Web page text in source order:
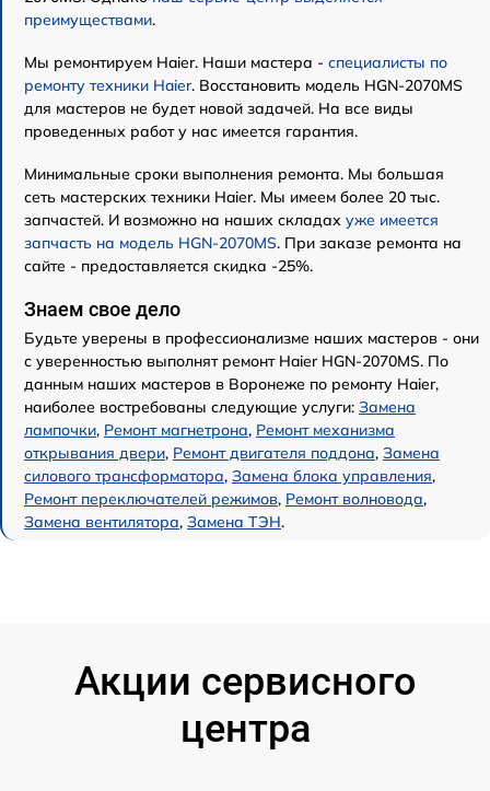
преимуществами.
Мы ремонтируем Haier. Наши мастера - специалисты по
ремонту техники Haier. Восстановить модель HGN-2070MS
для мастеров не будет новой задачей. На все виды
проведенных работ у нас имеется гарантия.
Минимальные сроки выполнения ремонта. Мы большая
сеть мастерских техники Haier. Мы имеем более 20 тыс.
запчастей. И возможно на наших складах уже имеется
запчасть на модель HGN-2070MS. При заказе ремонта на
сайте - предоставляется скидка -25%.
Знаем свое дело
Будьте уверены в профессионализме наших мастеров - они
с уверенностью выполнят ремонт Haier HGN-2070MS. По
данным наших мастеров в Воронеже по ремонту Haier,
наиболее востребованы следующие услуги: Замена
лампочки, Ремонт магнетрона, Ремонт механизма
открывания двери, Ремонт двигателя поддона, Замена
силового трансформатора, Замена блока управления,
Ремонт переключателей режимов, Ремонт волновода,
Замена вентилятора, Замена ТЭН.
Акции сервисного
центра